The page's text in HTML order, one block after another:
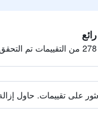
رائع
278 من التقييمات تم التحقق منها
على تقييمات. حاول